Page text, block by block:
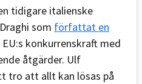
tidigare italienske
som författat en
konkurrenskraft med
åtgärder. Ulf
tro att allt kan lösas på